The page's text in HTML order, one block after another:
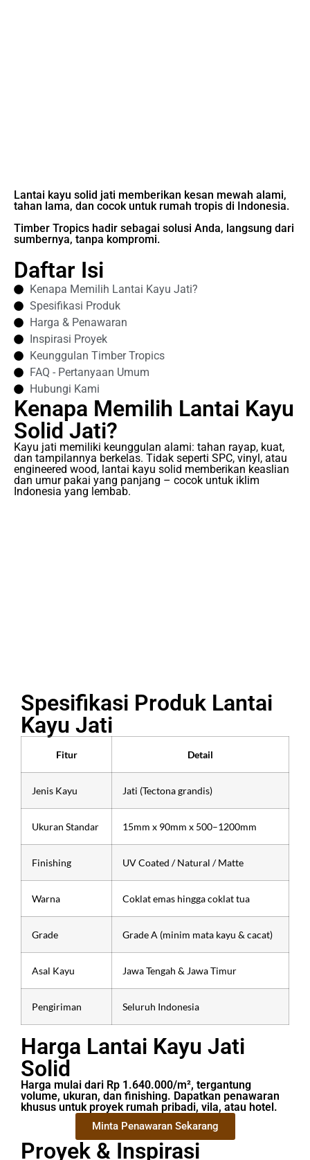
Lantai kayu solid jati memberikan kesan mewah alami,
tahan lama, dan cocok untuk rumah tropis di Indonesia.
Timber Tropics hadir sebagai solusi Anda, langsung dari
sumbernya, tanpa kompromi.
Daftar Isi
Kenapa Memilih Lantai Kayu Jati?
Spesifikasi Produk
Harga & Penawaran
Inspirasi Proyek
Keunggulan Timber Tropics
FAQ - Pertanyaan Umum
Hubungi Kami
Kenapa Memilih Lantai Kayu
Solid Jati?
Kayu jati memiliki keunggulan alami: tahan rayap, kuat,
dan tampilannya berkelas. Tidak seperti SPC, vinyl, atau
engineered wood, lantai kayu solid memberikan keaslian
dan umur pakai yang panjang – cocok untuk iklim
Indonesia yang lembab.
Spesifikasi Produk Lantai
Kayu Jati
Fitur Detail
Jenis Kayu Jati (Tectona grandis)
Ukuran Standar 15mm x 90mm x 500–1200mm
Finishing UV Coated / Natural / Matte
Warna Coklat emas hingga coklat tua
Grade Grade A (minim mata kayu & cacat)
Asal Kayu Jawa Tengah & Jawa Timur
Pengiriman Seluruh Indonesia
Harga Lantai Kayu Jati
Solid
Harga mulai dari Rp 1.640.000/m², tergantung
volume, ukuran, dan finishing. Dapatkan penawaran
khusus untuk proyek rumah pribadi, vila, atau hotel.
Minta Penawaran Sekarang
Proyek & Inspirasi